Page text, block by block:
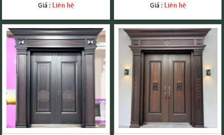
Giá :Liên hệ Giá :Liên hệ